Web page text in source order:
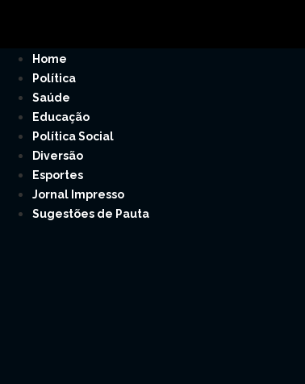
Home
Política
Saúde
Educação
Política Social
Diversão
Esportes
Jornal Impresso
Sugestões de Pauta